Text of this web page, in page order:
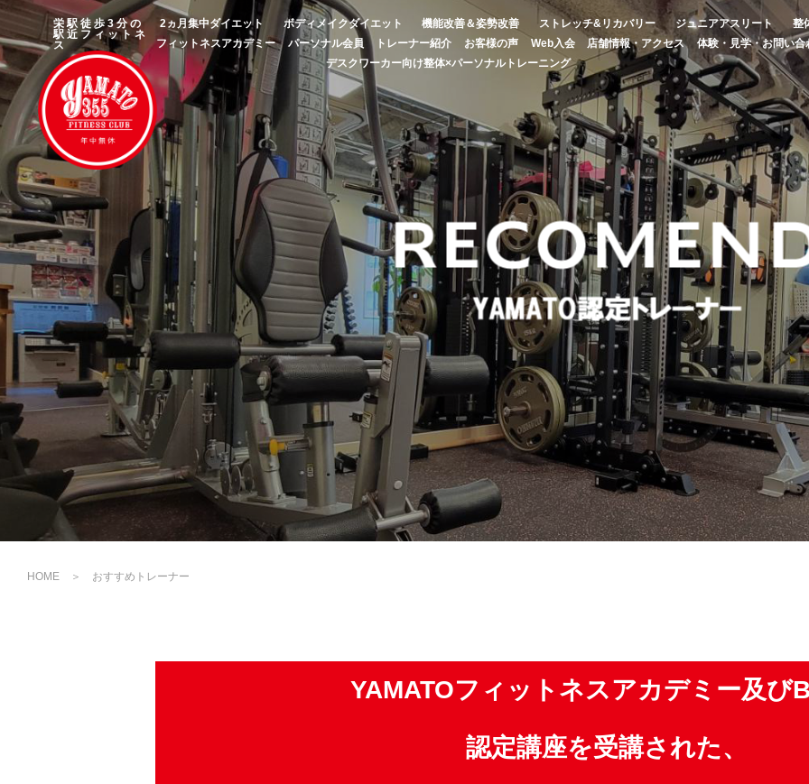
栄駅徒歩3分の
駅近フィットネ
ス
2ヵ月集中ダイエット ボディメイクダイエット 機能改善＆姿勢改善 ストレッチ&リカバリー ジュニアアスリート
整
フィットネスアカデミー
パーソナル会員 トレーナー紹介 お客様の声 Web入会 店舗情報・アクセス
体験・見学・お問い合
デスクワーカー向け整体×パーソナルトレーニング
HOME ＞ おすすめトレーナー
YAMATOフィットネスアカデミー及び
認定講座を受講された、